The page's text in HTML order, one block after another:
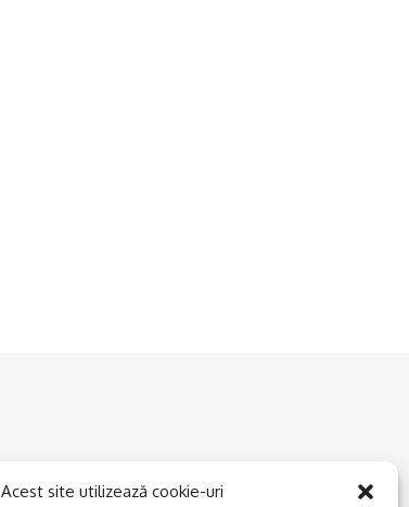
Acest site utilizează cookie-uri